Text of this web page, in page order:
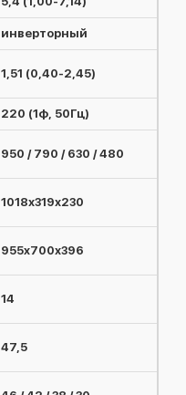
инверторный
1,51 (0,40-2,45)
220 (1ф, 50Гц)
950 / 790 / 630 / 480
1018х319х230
955x700х396
14
47,5